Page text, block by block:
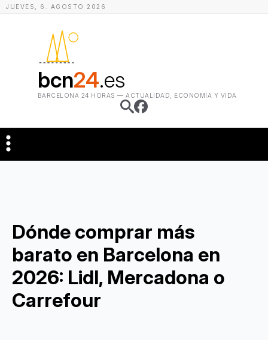
JUEVES 6 AGOSTO 2026
bcn24.es
BARCELONA 24 HORAS — ACTUALIDAD, ECONOMÍA Y VIDA
Dónde comprar más
barato en Barcelona en
2026: Lidl, Mercadona o
Carrefour